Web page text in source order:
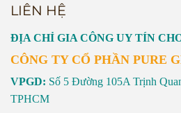
LIÊN HỆ
ĐỊA CHỈ GIA CÔNG UY TÍN
CÔNG TY CỔ PHẦN PURE
VPGD: Số 5 Đường 105A Trịnh
TPHCM